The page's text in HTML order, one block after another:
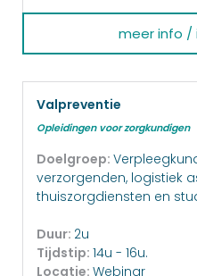
meer info /
Valpreventie
Opleidingen voor zorgkundigen
Doelgroep:
verzorgenden, logistiek
thuiszorgdiensten en
Duur: 2u
Tijdstip: 14u - 16u.
Locatie: Webinar